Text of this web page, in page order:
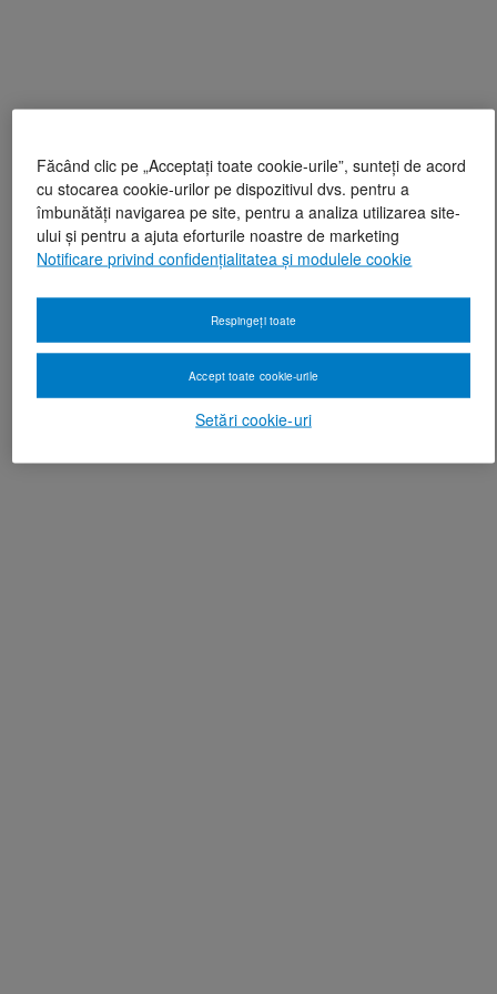
Făcând clic pe „Acceptați toate cookie-urile”, sunteți de acord
cu stocarea cookie-urilor pe dispozitivul dvs. pentru a
îmbunătăți navigarea pe site, pentru a analiza utilizarea site-
ului și pentru a ajuta eforturile noastre de marketing
Notificare privind confidențialitatea și modulele cookie
Setări cookie-uri
Respingeți toate
Accept toate cookie-urile